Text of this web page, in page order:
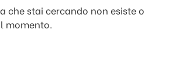
che stai cercando non esiste o
momento.